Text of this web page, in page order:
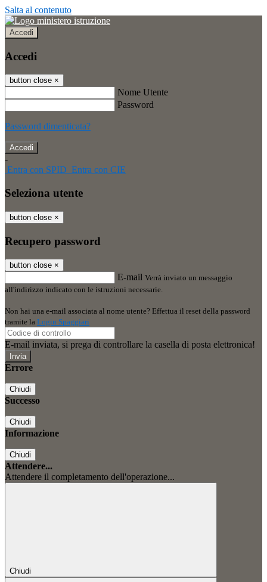
Salta al contenuto
Accedi
Accedi
button close ×
Nome Utente
Password
Password dimenticata?
-
Entra con SPID Entra con CIE
Seleziona utente
button close ×
Recupero password
button close ×
E-mail Verrà inviato un messaggio
all'indirizzo indicato con le istruzioni necessarie.
Non hai una e-mail associata al nome utente? Effettua il reset della password
tramite la Login Spaggiari
E-mail inviata, si prega di controllare la casella di posta elettronica!
Errore
Chiudi
Successo
Chiudi
Informazione
Chiudi
Attendere...
Attendere il completamento dell'operazione...
Chiudi